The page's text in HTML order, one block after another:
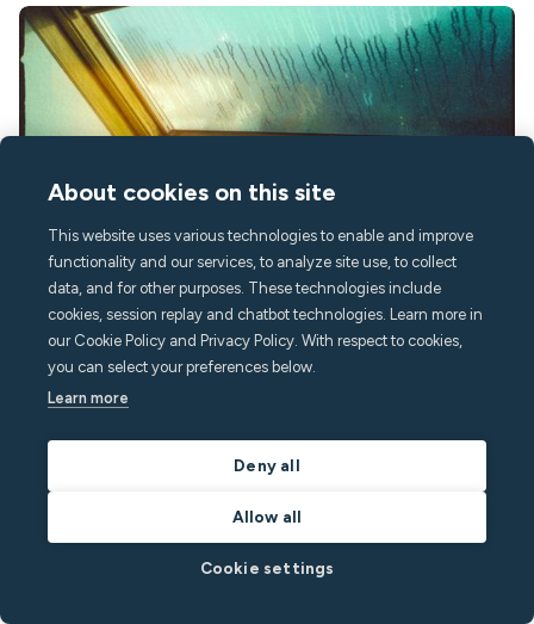
July 24, 2026
Cómo detectar moho en tu propiedad: guía clara
hoy
Aprende a comprobar si hay moho en tu casa con consejos de
expertos sobre detección, pruebas y prevención para mantener
la seguridad de tu propiedad y de tus inquilinos.
About cookies on this site
This website uses various technologies to enable and improve
functionality and our services, to analyze site use, to collect
data, and for other purposes. These technologies include
cookies, session replay and chatbot technologies. Learn more in
our Cookie Policy and Privacy Policy. With respect to cookies,
you can select your preferences below.
Learn more
Deny all
Allow all
Cookie settings